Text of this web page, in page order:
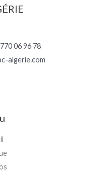
06 96 78
algerie.com